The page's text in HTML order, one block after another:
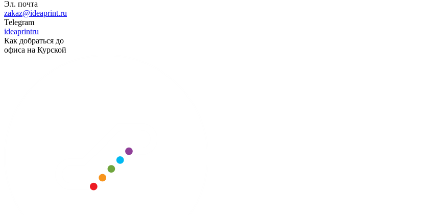
Эл. почта
zakaz@ideaprint.ru
Telegram
ideaprintru
Как добраться до
офиса на Курской